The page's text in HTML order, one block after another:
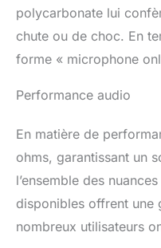
polycarbonate lui
chute ou de choc. En
forme « microphone
Performance audio
En matière de
ohms, garantissant un
l’ensemble des
disponibles offrent une
nombreux utilisateurs